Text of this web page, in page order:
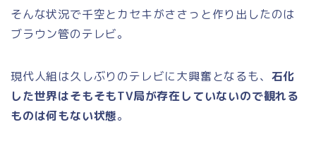
そんな状況で千空とカセキがささっと作り出したのは
ブラウン管のテレビ。
現代人組は久しぶりのテレビに大興奮となるも、 石化
した世界はそもそもTV局が存在していないので観れる
ものは何もない状態。